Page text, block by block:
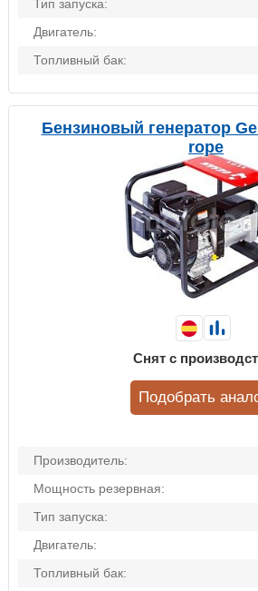
Тип запуска:
Двигатель:
Топливный бак:
Бензиновый генератор
rope
Производитель:
Мощность резервная:
Тип запуска:
Двигатель:
Топливный бак:
Снят с
Подобрать